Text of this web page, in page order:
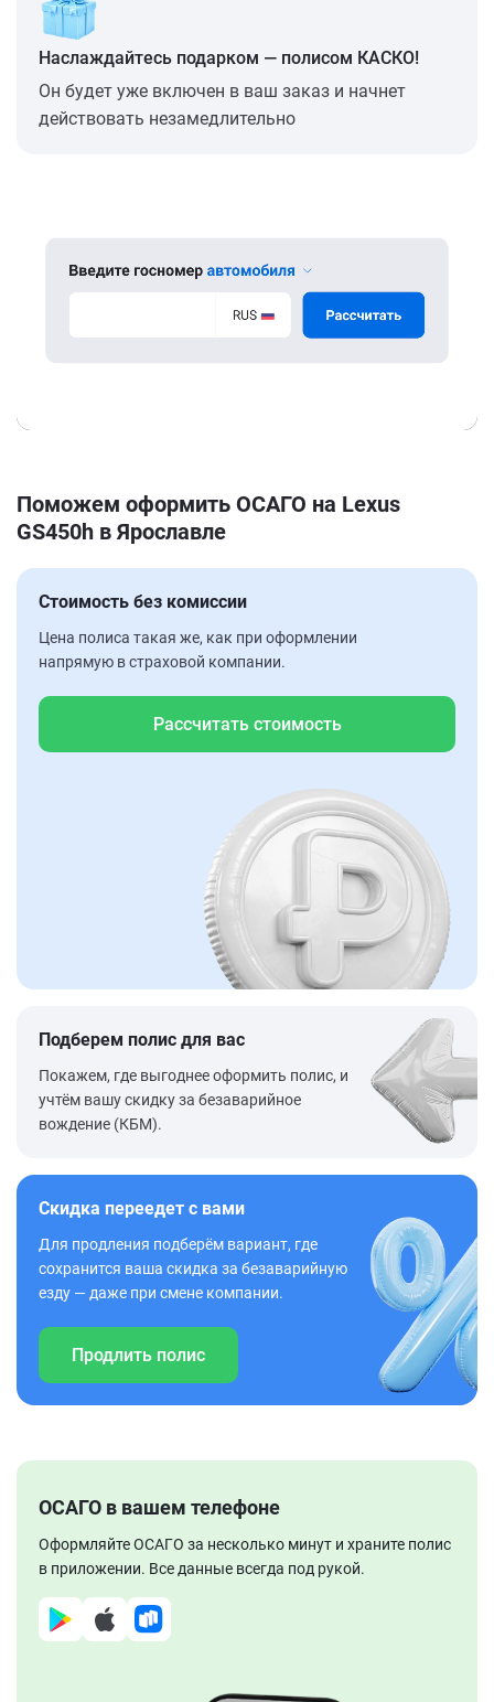
Наслаждайтесь подарком — полисом КАСКО!
Он будет уже включен в ваш заказ и начнет
действовать незамедлительно
Поможем оформить ОСАГО на Lexus
GS450h в Ярославле
Стоимость без комиссии
Цена полиса такая же, как при оформлении
напрямую в страховой компании.
Рассчитать стоимость
Подберем полис для вас
Покажем, где выгоднее оформить полис, и
учтём вашу скидку за безаварийное
вождение (КБМ).
Скидка переедет с вами
Для продления подберём вариант, где
сохранится ваша скидка за безаварийную
езду — даже при смене компании.
Продлить полис
ОСАГО в вашем телефоне
Оформляйте ОСАГО за несколько минут и храните полис
в приложении. Все данные всегда под рукой.